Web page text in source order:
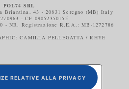
POL74 SRL
Briantina, 43 - 20831 Seregno (MB) Italy
- CF 09052350155
- NR. Registrazione R.E.A.: MB-1272786
CAMILLA PELLEGATTA / RHYE
RELATIVE ALLA PRIVACY